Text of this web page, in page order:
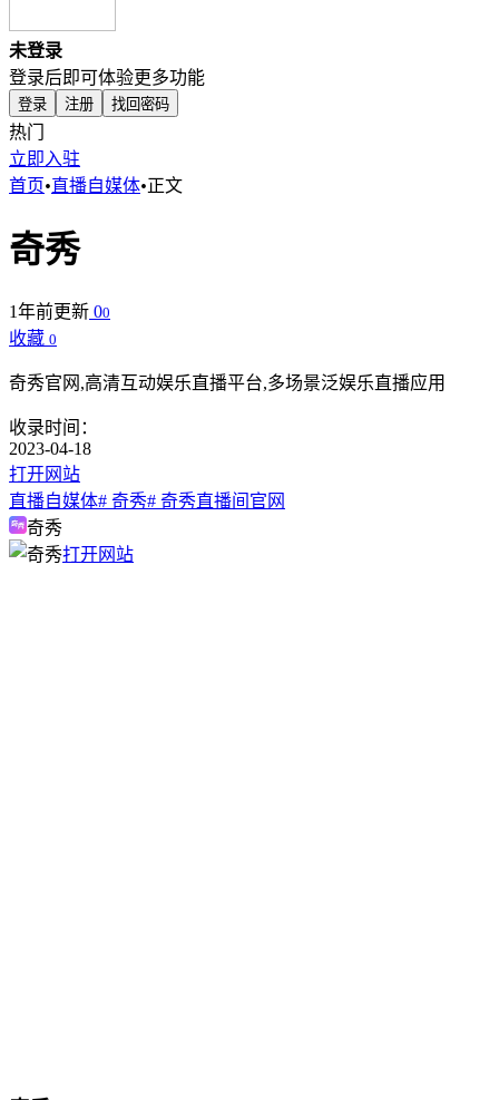
未登录
登录后即可体验更多功能
登录 注册 找回密码
热门
立即入驻
首页•直播自媒体•正文
奇秀
1年前更新 00
收藏 0
奇秀官网,高清互动娱乐直播平台,多场景泛娱乐直播应用
收录时间：
2023-04-18
打开网站
直播自媒体# 奇秀# 奇秀直播间官网
奇秀
打开网站